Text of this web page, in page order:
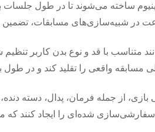
ساخته می‌شوند تا در طول جلسات
متناسب با قد و نوع بدن کاربر
از جمله فرمان، پدال، دسته دنده،
ارسال درخواست